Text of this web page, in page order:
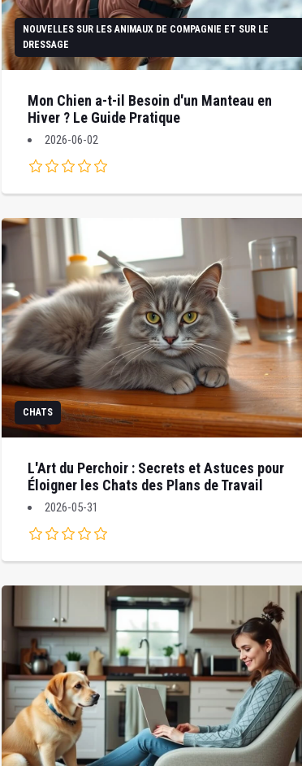
NOUVELLES SUR LES ANIMAUX DE COMPAGNIE ET SUR LE
DRESSAGE
Mon Chien a-t-il Besoin d'un Manteau en
Hiver ? Le Guide Pratique
2026-06-02
CHATS
L'Art du Perchoir : Secrets et Astuces pour
Éloigner les Chats des Plans de Travail
2026-05-31